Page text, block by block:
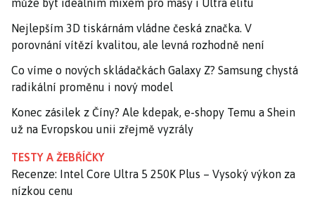
může být ideálním mixem pro masy i Ultra elitu
Nejlepším 3D tiskárnám vládne česká značka. V
porovnání vítězí kvalitou, ale levná rozhodně není
Co víme o nových skládačkách Galaxy Z? Samsung chystá
radikální proměnu i nový model
Konec zásilek z Číny? Ale kdepak, e-shopy Temu a Shein
už na Evropskou unii zřejmě vyzrály
TESTY A ŽEBŘÍČKY
Recenze: Intel Core Ultra 5 250K Plus – Vysoký výkon za
nízkou cenu